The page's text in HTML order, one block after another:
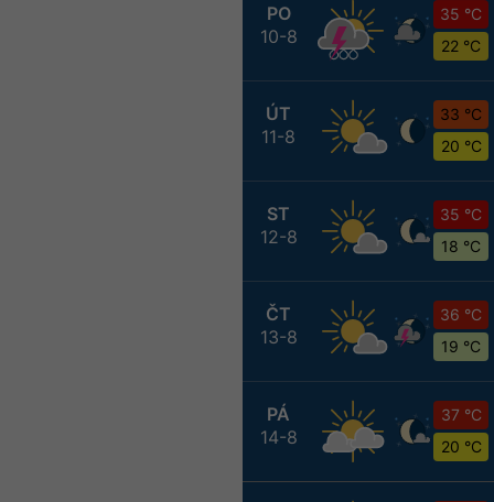
PO
10-8
35 °C
22 °C
ÚT
11-8
33 °C
20 °C
ST
12-8
35 °C
18 °C
ČT
13-8
36 °C
19 °C
PÁ
14-8
37 °C
20 °C